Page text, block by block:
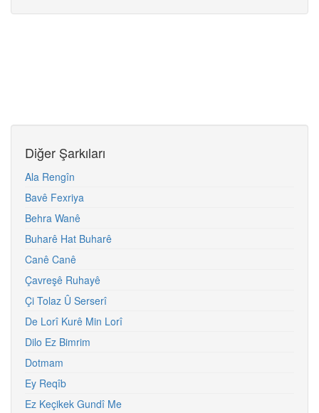
Diğer Şarkıları
Ala Rengîn
Bavê Fexriya
Behra Wanê
Buharê Hat Buharê
Canê Canê
Çavreşê Ruhayê
Çi Tolaz Û Serserî
De Lorî Kurê Min Lorî
Dilo Ez Bimrim
Dotmam
Ey Reqîb
Ez Keçikek Gundî Me